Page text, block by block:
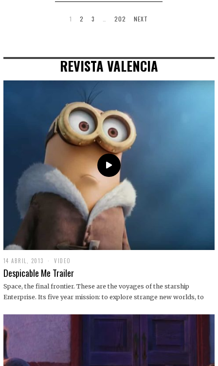
1 2 3 202 NEXT
REVISTA VALENCIA
14 ABRIL, 2013
9
D
C
I
1
VIDEO
Despicable Me Trailer
Space, the final frontier. These are the voyages of the starship
Enterprise. Its five year mission: to explore strange new worlds, to